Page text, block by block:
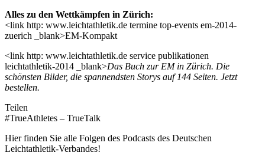
Alles zu den Wettkämpfen in Zürich:
<link http: www.leichtathletik.de termine top-events em-2014-
zuerich _blank>EM-Kompakt
<link http: www.leichtathletik.de service publikationen
leichtathletik-2014 _blank>Das Buch zur EM in Zürich. Die
schönsten Bilder, die spannendsten Storys auf 144 Seiten. Jetzt
bestellen.
Teilen
#TrueAthletes – TrueTalk
Hier finden Sie alle Folgen des Podcasts des Deutschen
Leichtathletik-Verbandes!